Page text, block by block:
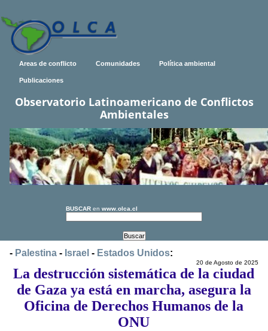
Areas de conflicto Comunidades Política ambiental
Publicaciones
Observatorio Latinoamericano de Conflictos
Ambientales
BUSCAR en www.olca.cl
- Palestina - Israel - Estados Unidos:
20 de Agosto de 2025
La destrucción sistemática de la ciudad
de Gaza ya está en marcha, asegura la
Oficina de Derechos Humanos de la
ONU